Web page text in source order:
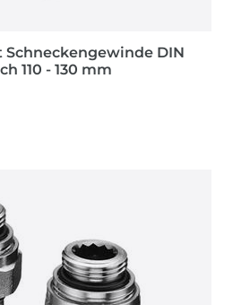
DIN
110 - 130 mm